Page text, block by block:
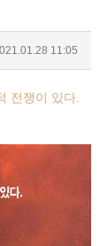
11:05
전쟁이 있다.